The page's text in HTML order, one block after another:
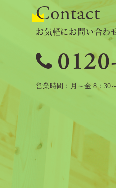
Contact
お気軽にお問い合わ
営業時間 月～金 8：30